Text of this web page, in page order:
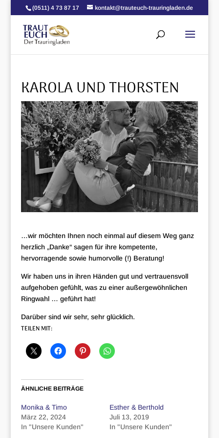
(0511) 4 73 87 17 kontakt@trauteuch-trauringladen.de
KAROLA UND THORSTEN
…wir möchten Ihnen noch einmal auf diesem Weg ganz
herzlich „Danke“ sagen für ihre kompetente,
hervorragende sowie humorvolle (!) Beratung!
Wir haben uns in ihren Händen gut und vertrauensvoll
aufgehoben gefühlt, was zu einer außergewöhnlichen
Ringwahl … geführt hat!
Darüber sind wir sehr, sehr glücklich.
TEILEN MIT:
ÄHNLICHE BEITRÄGE
Monika & Timo
März 22, 2024
In "Unsere Kunden"
Esther & Berthold
Juli 13, 2019
In "Unsere Kunden"